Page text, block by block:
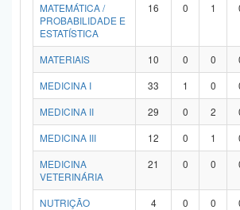
MATEMÁTICA /
PROBABILIDADE E
ESTATÍSTICA
16 0 1
MATERIAIS 10 0 0
MEDICINA I
33 1 0
MEDICINA II
29 0 2
MEDICINA III
12 0 1
MEDICINA
VETERINÁRIA
21 0 0
NUTRIÇÃO 4 0 0